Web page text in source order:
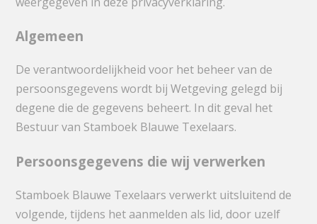
Algemeen
De verantwoordelijkheid voor het beheer van de
persoonsgegevens wordt bij Wetgeving gelegd bij
degene die de gegevens beheert. In dit geval het
Bestuur van Stamboek Blauwe Texelaars.
Persoonsgegevens die wij verwerken
Stamboek Blauwe Texelaars verwerkt uitsluitend de
volgende, tijdens het aanmelden als lid, door uzelf